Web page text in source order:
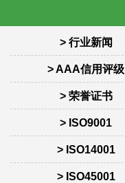
> 行业新闻
> AAA信用评级
> 荣誉证书
> ISO9001
> ISO14001
> ISO45001